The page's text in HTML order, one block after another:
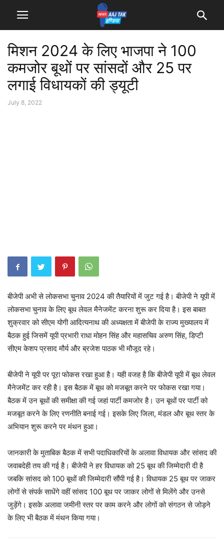
मिशन 2024 के लिए भाजपा ने 100
कमजोर बूथों पर सांसदों और 25 पर
लगाई विधायकों की ड्यूटी
July 8, 2022
बीजेपी अभी से लोकसभा चुनाव 2024 की तैयारियों में जुट गई है। बीजेपी ने यूपी में
लोकसभा चुनाव के लिए बूथ लेवल मैनेजमेंट करना शुरू कर दिया है। इस बाबत
शुक्रवार को सीएम योगी आदित्यनाथ की अध्यक्षता में बीजेपी के राज्य मुख्यालय में
बैठक हुई जिसमें यूपी प्रभारी राधा मोहन सिंह और महासचिव अरुण सिंह, डिप्टी
सीएम केशप प्रसाद मौर्य और ब्रजेश पाठक भी मौजूद रहे।
बीजेपी ने यूपी पर पूरा फोकस रखा हुआ है। यही वजह है कि बीजेपी यूपी में बूथ लेवल
मैनेजमेंट कर रही है। इस बैठक में बूथ को मजबूत करने पर फोकस रखा गया।
बैठक में उन बूथों की समीक्षा की गई जहां पार्टी कमजोर है। उन बूथों पर पार्टी को
मजबूत करने के लिए रणनीति बनाई गई। इसके लिए जिला, मंडल और बूथ स्तर के
अभियान शुरू करने पर मंथन हुआ।
जानकारी के मुताबिक बैठक में सभी पदाधिकारियों के अलावा विधायक और सांसद की
जवाबदेही तय की गई है। बीजेपी ने हर विधायक को 25 बूथ की जिम्मेदारी दी है
जबकि सांसद को 100 बूथों की जिम्मेदारी सौंपी गई है। विधायक 25 बूथ पर जाकर
लोगों से संपर्क साधेंगे वहीं सांसद 100 बूथ पर जाकर लोगों से मिलेंगे और उनसे
जुड़ेंगे। इसके अलावा जमीनी स्तर पर काम करने और लोगों को संगठन से जोड़ने
के लिए भी बैठक में मंथन किया गया।